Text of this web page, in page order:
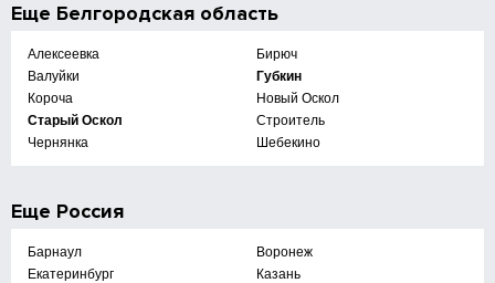
Еще Белгородская область
Алексеевка
Бирюч
Валуйки
Губкин
Короча
Новый Оскол
Старый Оскол
Строитель
Чернянка
Шебекино
Еще Россия
Барнаул
Воронеж
Екатеринбург
Казань